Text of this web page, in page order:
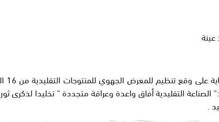
الصناعة التقليدية أفاق واعدة وعراقة متجددة ” تخليدا لذكرى
.